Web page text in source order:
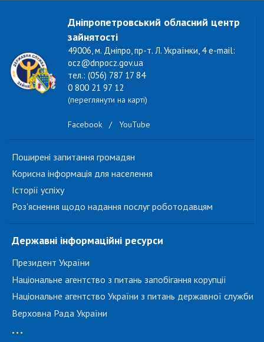
Дніпропетровський обласний центр
зайнятості
49006, м. Дніпро, пр-т. Л. Українки, 4 e-mail:
ocz@dnpocz.gov.ua
тел.: (056) 787 17 84
0 800 21 97 12
(переглянути на карті)
Facebook / YouTube
Поширені запитання громадян
Корисна інформація для населення
Історії успіху
Роз'яснення щодо надання послуг роботодавцям
Державні інформаційні ресурси
Президент України
Національне агентство з питань запобігання корупції
Національне агентство України з питань державної служби
Верховна Рада України
...